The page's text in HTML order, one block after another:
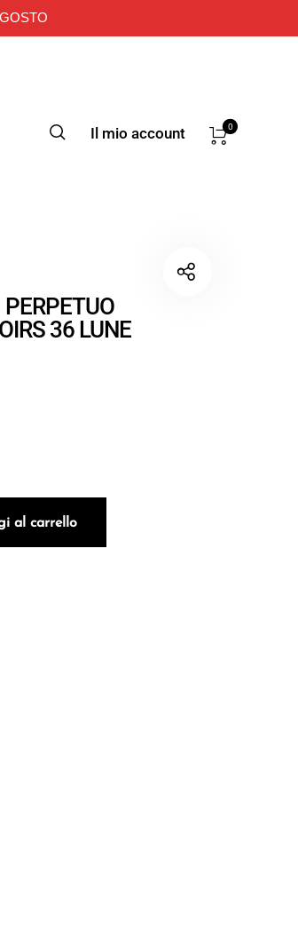
Il mio account 0
36 LUNE
NATURE BLANC DE NOIRS 36 LUNE DEG
al carrello